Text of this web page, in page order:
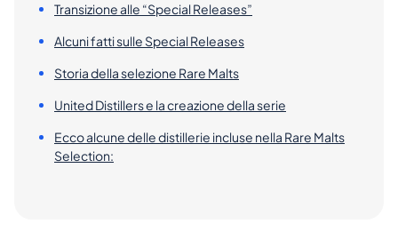
Transizione alle “Special Releases”
Alcuni fatti sulle Special Releases
Storia della selezione Rare Malts
United Distillers e la creazione della serie
Ecco alcune delle distillerie incluse nella Rare Malts
Selection: